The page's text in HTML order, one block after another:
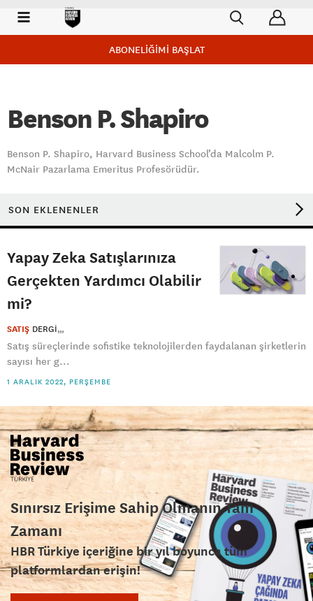
ABONELİĞİMİ BAŞLAT
Benson P. Shapiro
Benson P. Shapiro, Harvard Business School’da Malcolm P.
McNair Pazarlama Emeritus Profesörüdür.
SON EKLENENLER
Yapay Zeka Satışlarınıza
Gerçekten Yardımcı Olabilir
mi?
SATIŞ DERGI
Satış süreçlerinde sofistike teknolojilerden faydalanan şirketlerin
sayısı her g...
1 ARALIK 2022, PERŞEMBE
Sınırsız Erişime Sahip Olmanın Tam
Zamanı
HBR Türkiye içeriğine bir yıl boyunca tüm
platformlardan erişin!